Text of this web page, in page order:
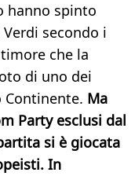
hanno spinto
secondo i
che la
di uno dei
Continente. Ma
Party esclusi dal
si è giocata
In